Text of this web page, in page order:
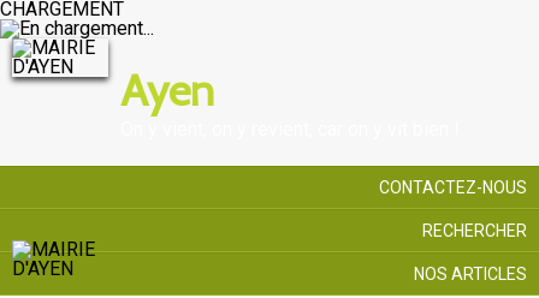
CHARGEMENT
Ayen
CONTACTEZ-NOUS
RECHERCHER
NOS ARTICLES